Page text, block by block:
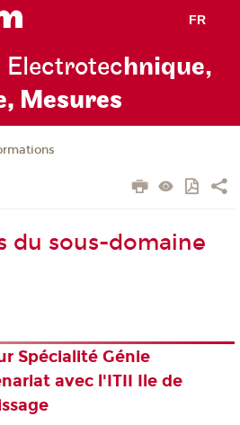
FR
Electrotechnique,
Mesures
du sous-domaine
Spécialité Génie
avec l'ITII Ile de